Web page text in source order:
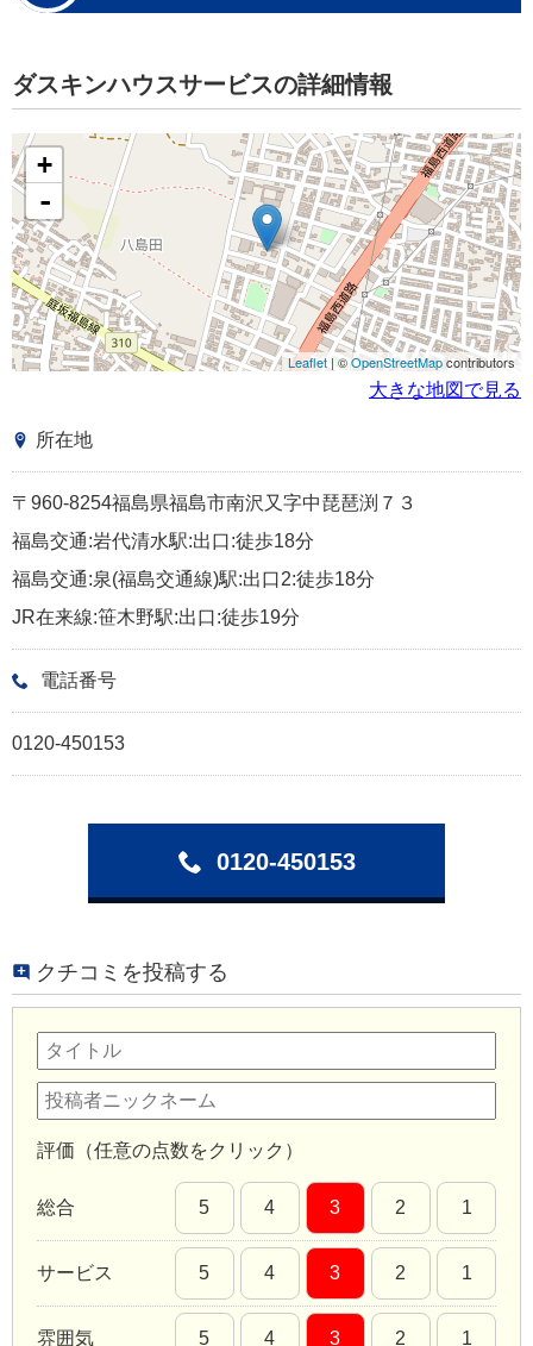
ダスキンハウスサービスの詳細情報
+
-
Leaflet | ©OpenStreetMapcontributors
大きな地図で見る
所在地
〒960-8254福島県福島市南沢又字中琵琶渕７３
福島交通:岩代清水駅:出口:徒歩18分
福島交通:泉(福島交通線)駅:出口2:徒歩18分
JR在来線:笹木野駅:出口:徒歩19分
電話番号
0120-450153
0120-450153
クチコミを投稿する
評価（任意の点数をクリック）
総合 5 4 3 2 1
サービス 5 4 3 2 1
雰囲気 5 4 3 2 1